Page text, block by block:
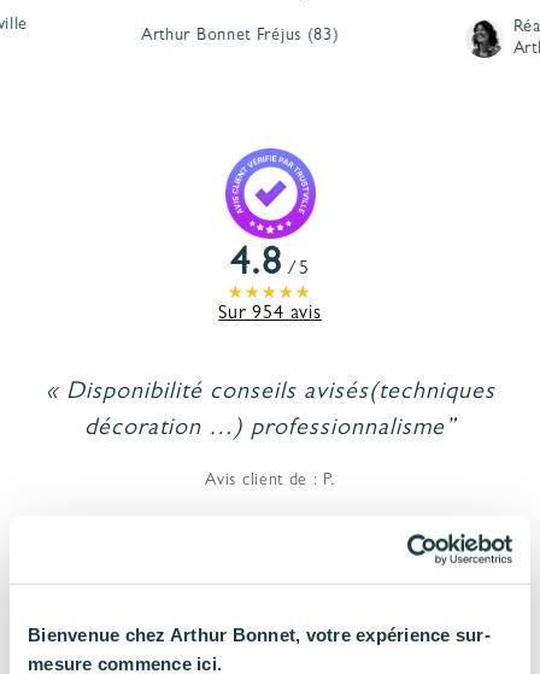
Bienvenue chez Arthur Bonnet, votre expérience sur-
mesure commence ici.
Arthur Bonnet Fréjus (83)
4.8 /5
Sur 954 avis
« Disponibilité conseils avisés(techniques
décoration …) professionnalisme”
Avis client de : P.